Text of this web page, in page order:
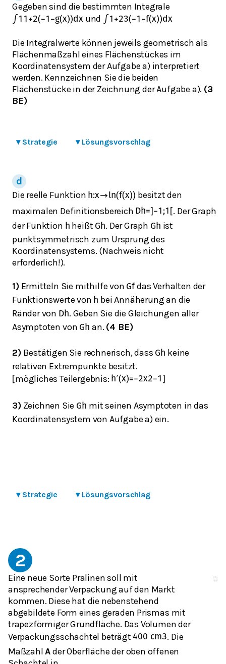
Gegeben sind die bestimmten Integrale
∫ 1 1 +2(−1 −g(x))dx und ∫ 1 +23(−1 −f(x))dx
Die Integralwerte können jeweils geometrisch als
Flächenmaßzahl eines Flächenstückes im
Koordinatensystem der Aufgabe a) interpretiert
werden. Kennzeichnen Sie die beiden
Flächenstücke in der Zeichnung der Aufgabe a). (3
BE)
▾ Strategie ▾ Lösungsvorschlag
Die reelle Funktion h:x→ln(f(x)) besitzt den
maximalen Definitionsbereich Dh=] −1 ;1 [. Der Graph
der Funktion h heißt G h. Der Graph G h ist
punktsymmetrisch zum Ursprung des
Koordinatensystems. (Nachweis nicht
erforderlich!).
1)Ermitteln Sie mithilfe von Gfdas Verhalten der
Funktionswerte von h bei Annäherung an die
Ränder von Dh. Geben Sie die Gleichungen aller
Asymptoten von G h an. (4 BE)
2)Bestätigen Sie rechnerisch, dass G h keine
relativen Extrempunkte besitzt.
mögliches Teilergebnis: h′(x)=−2x2−1
3)Zeichnen Sie G h mit seinen Asymptoten in das
Koordinatensystem von Aufgabe a) ein.
▾ Strategie ▾ Lösungsvorschlag
2
Eine neue Sorte Pralinen soll mit
ansprechender Verpackung auf den Markt
kommen. Diese hat die nebenstehend
abgebildete Form eines geraden Prismas mit
trapezförmiger Grundfläche. Das Volumen der
Verpackungsschachtel beträgt400 cm3. Die
MaßzahlAder Oberfläche der oben offenen